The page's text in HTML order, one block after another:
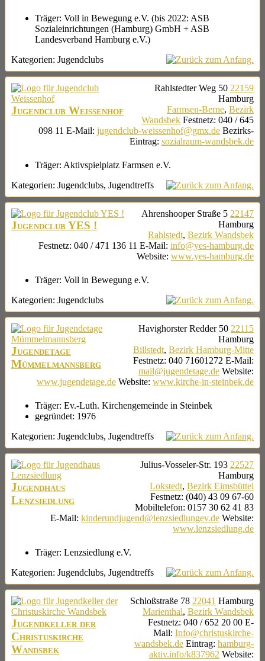
Träger: Voll in Bewegung e.V. (bis 2022: ASB
Sozialeinrichtungen (Hamburg) GmbH + ASB
Landesverband Hamburg e.V.)
Kategorien: Jugendclubs
Jugendclub Weissenhof
Rahlstedter Weg 50 22159
Hamburg
Farmsen-Berne, Bezirk
Wandsbek Festnetz: 040 / 645
098 11 E-Mail: jugendclub-weissenhof@gmx.de Bezirks-
Eintrag: sozialraum-wandsbek.de
Träger: Aktivspielplatz Farmsen e.V.
Kategorien: Jugendclubs, Jugendtreffs
Jugendclub YES !
Ahrenshooper Straße 5 22147
Hamburg
Rahlstedt, Bezirk Wandsbek
Festnetz: 040 / 471 136 11 E-Mail: info@yes-hamburg.de
Website: www.yes-hamburg.de
Träger: Voll in Bewegung e.V.
Kategorien: Jugendclubs
Jugendetage
Mümmelmannsberg
Havighorster Redder 50 22115
Hamburg
Billstedt, Bezirk Hamburg-Mitte
Festnetz: 040 71601272 E-Mail:
mail@jugendetage.de Website:
www.jugendetage.de Website: www.kirche-in-steinbek.de
Träger: Ev.-Luth. Kirchengemeinde in Steinbek
gegründet: 1976
Kategorien: Jugendclubs, Jugendtreffs
Jugendhaus
Lenzsiedlung
Julius-Vosseler-Str. 193 22527
Hamburg
Lokstedt, Bezirk Eimsbüttel
Festnetz: (040) 43 09 67-60
Mobiltelefon: 0157 30 62 41 83
E-Mail: kinderundjugend@lenzsiedlungev.de Website:
www.lenzsiedlung.de
Träger: Lenzsiedlung e.V.
Kategorien: Jugendclubs, Jugendtreffs
Jugendkeller der
Christuskirche
Wandsbek
Schloßstraße 78 22041 Hamburg
Marienthal, Bezirk Wandsbek
Festnetz: 040 / 652 20 00 E-
Mail: Info@christuskirche-
wandsbek.de Eintrag: hamburg-
aktiv.info/k837962 Website: